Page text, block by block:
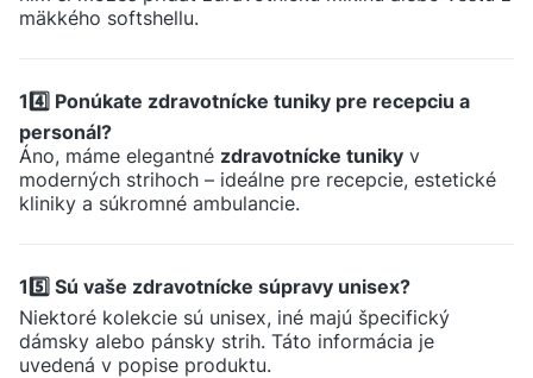
mäkkého softshellu.
14️⃣ Ponúkate zdravotnícke tuniky pre recepciu a
personál?
Áno, máme elegantné zdravotnícke tuniky v
moderných strihoch – ideálne pre recepcie, estetické
kliniky a súkromné ambulancie.
15️⃣ Sú vaše zdravotnícke súpravy unisex?
Niektoré kolekcie sú unisex, iné majú špecifický
dámsky alebo pánsky strih. Táto informácia je
uvedená v popise produktu.